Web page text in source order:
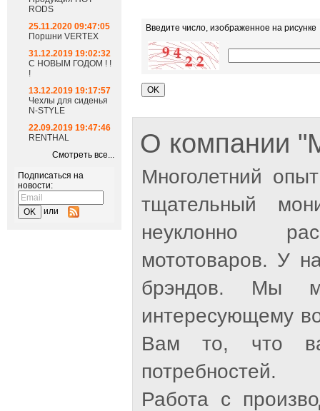
RODS
25.11.2020 09:47:05
Поршни VERTEX
31.12.2019 19:02:32
С НОВЫМ ГОДОМ ! !
!
13.12.2019 19:17:57
Чехлы для сиденья
N-STYLE
22.09.2019 19:47:46
RENTHAL
Смотреть все...
Подписаться на
новости:
или
Введите число, изображенное на рисунке
О компании
Многолетний
тщательный
неуклонно
мототоваров. У
брэндов. Мы
интересующему
Вам то, что
потребностей.
Работа с